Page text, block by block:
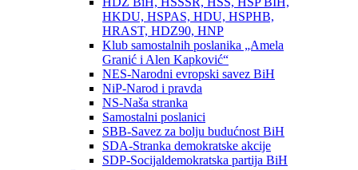
HKDU, HSPAS, HDU, HSPHB,
HRAST, HDZ90, HNP
Klub samostalnih poslanika „Amela
Granić i Alen Kapković“
NES-Narodni evropski savez BiH
NiP-Narod i pravda
NS-Naša stranka
Samostalni poslanici
SBB-Savez za bolju budućnost BiH
SDA-Stranka demokratske akcije
SDP-Socijaldemokratska partija BiH